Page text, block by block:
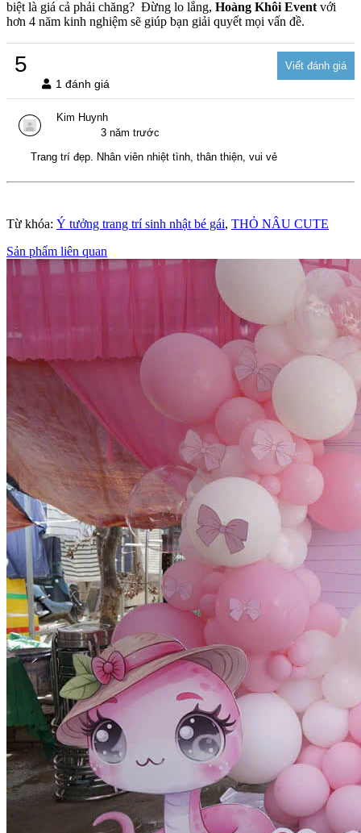
biệt là giá cả phải chăng? Đừng lo lắng, Hoàng Khôi Event với
hơn 4 năm kinh nghiệm sẽ giúp bạn giải quyết mọi vấn đề.
5
1 đánh giá
Kim Huynh
3 năm trước
Trang trí đẹp. Nhân viên nhiệt tình, thân thiện, vui vẻ
Từ khóa: Ý tưởng trang trí sinh nhật bé gái, THỎ NÂU CUTE
Sản phẩm liên quan